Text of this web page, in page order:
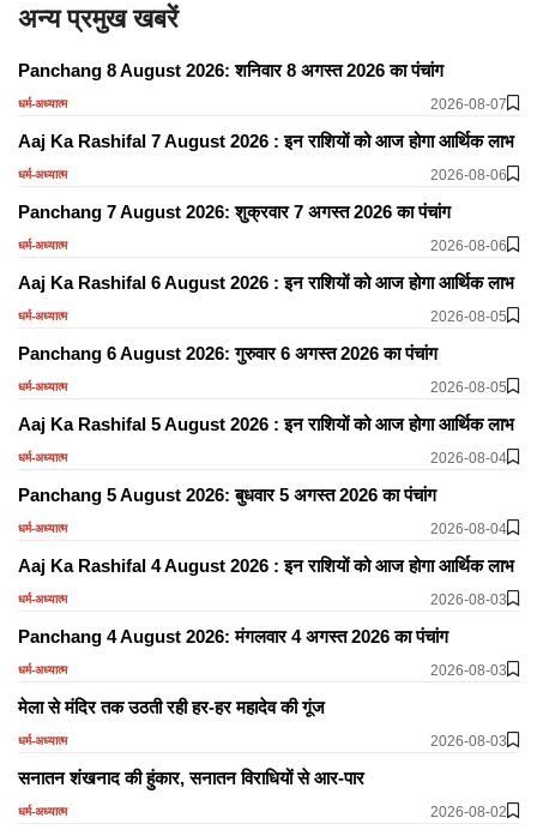
अन्य प्रमुख खबरें
Panchang 8 August 2026: शनिवार 8 अगस्त 2026 का पंचांग
धर्म-अध्यात्म 2026-08-07
Aaj Ka Rashifal 7 August 2026 : इन राशियों को आज होगा आर्थिक लाभ
धर्म-अध्यात्म 2026-08-06
Panchang 7 August 2026: शुक्रवार 7 अगस्त 2026 का पंचांग
धर्म-अध्यात्म 2026-08-06
Aaj Ka Rashifal 6 August 2026 : इन राशियों को आज होगा आर्थिक लाभ
धर्म-अध्यात्म 2026-08-05
Panchang 6 August 2026: गुरुवार 6 अगस्त 2026 का पंचांग
धर्म-अध्यात्म 2026-08-05
Aaj Ka Rashifal 5 August 2026 : इन राशियों को आज होगा आर्थिक लाभ
धर्म-अध्यात्म 2026-08-04
Panchang 5 August 2026: बुधवार 5 अगस्त 2026 का पंचांग
धर्म-अध्यात्म 2026-08-04
Aaj Ka Rashifal 4 August 2026 : इन राशियों को आज होगा आर्थिक लाभ
धर्म-अध्यात्म 2026-08-03
Panchang 4 August 2026: मंगलवार 4 अगस्त 2026 का पंचांग
धर्म-अध्यात्म 2026-08-03
मेला से मंदिर तक उठती रही हर-हर महादेव की गूंज
धर्म-अध्यात्म 2026-08-03
सनातन शंखनाद की हुंकार, सनातन विराधियों से आर-पार
धर्म-अध्यात्म 2026-08-02